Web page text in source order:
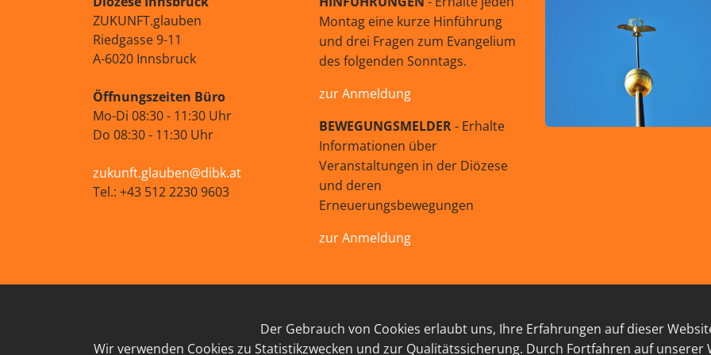
Der Gebrauch von Cookies erlaubt uns, Ihre Erfahrungen auf dieser
Wir verwenden Cookies zu Statistikzwecken und zur Qualitätssicherung. Durch Fortfahren auf unserer
ZUKUNFT.glauben
Riedgasse 9-11
A-6020 Innsbruck
Öffnungszeiten Büro
Mo-Di 08:30 - 11:30 Uhr
Do 08:30 - 11:30 Uhr
zukunft.glauben@dibk.at
Tel.: +43 512 2230 9603
Montag eine kurze Hinführung
und drei Fragen zum Evangelium
des folgenden Sonntags.
zur Anmeldung
BEWEGUNGSMELDER- Erhalte
Informationen über
Veranstaltungen in der Diözese
und deren
Erneuerungsbewegungen
zur Anmeldung
IMPRESSUM
LINKSAMMLUNG DATENSCHUTZ